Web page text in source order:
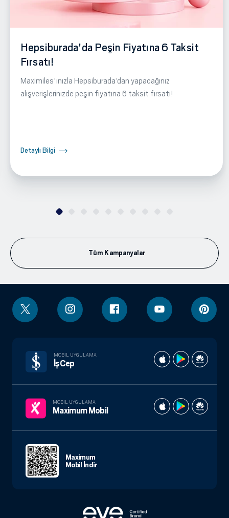
Hepsiburada'da Peşin Fiyatına 6 Taksit
Fırsatı!
Maximiles'ınızla Hepsiburada‘dan yapacağınız
alışverişlerinizde peşin fiyatına 6 taksit fırsatı!
Detaylı Bilgi
Tüm Kampanyalar
MOBIL UYGULAMA
İşCep
MOBIL UYGULAMA
Maximum Mobil
Maximum
Mobil İndir